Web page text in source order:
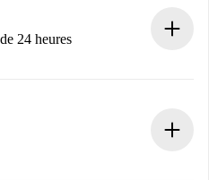
tant que le propriétaire
24 heures
et nous vous proposerons